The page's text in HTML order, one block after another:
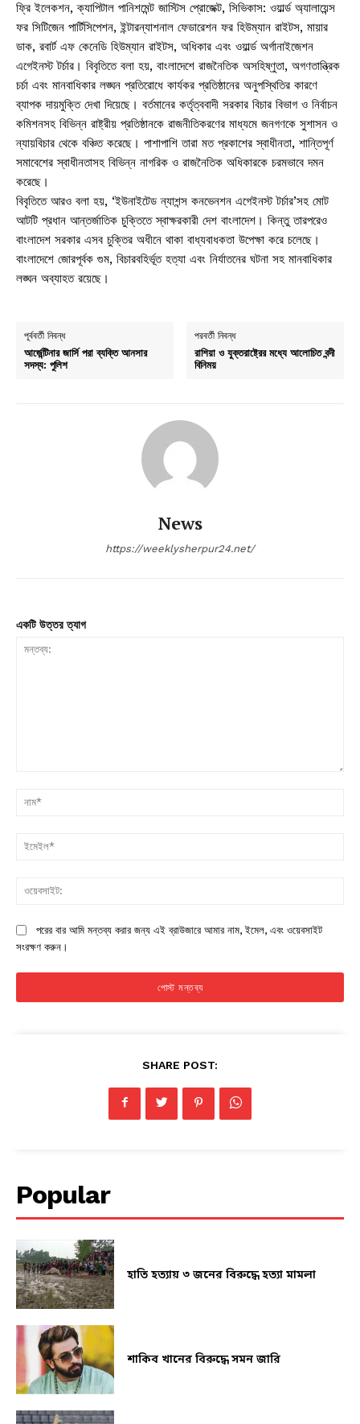
ফ্রি ইলেকশন, ক্যাপিটাল পানিশমেন্ট জাস্টিস প্রোজেক্ট, সিভিকাস: ওয়ার্ল্ড অ্যালায়েন্স
ফর সিটিজেন পার্টিসিপেশন, ইন্টারন্যাশনাল ফেডারেশন ফর হিউম্যান রাইটস, মায়ার
ডাক, রবার্ট এফ কেনেডি হিউম্যান রাইটস, অধিকার এবং ওয়ার্ল্ড অর্গানাইজেশন
এগেইনস্ট টর্চার। বিবৃতিতে বলা হয়, বাংলাদেশে রাজনৈতিক অসহিষ্ণুতা, অগণতান্ত্রিক
চর্চা এবং মানবাধিকার লঙ্ঘন প্রতিরোধে কার্যকর প্রতিষ্ঠানের অনুপস্থিতির কারণে
ব্যাপক দায়মুক্তি দেখা দিয়েছে। বর্তমানের কর্তৃত্ববাদী সরকার বিচার বিভাগ ও নির্বাচন
কমিশনসহ বিভিন্ন রাষ্ট্রীয় প্রতিষ্ঠানকে রাজনীতিকরণের মাধ্যমে জনগণকে সুশাসন ও
ন্যায়বিচার থেকে বঞ্চিত করেছে। পাশাপাশি তারা মত প্রকাশের স্বাধীনতা, শান্তিপূর্ণ
সমাবেশের স্বাধীনতাসহ বিভিন্ন নাগরিক ও রাজনৈতিক অধিকারকে চরমভাবে দমন
করেছে।
বিবৃতিতে আরও বলা হয়, ‘ইউনাইটেড ন্যাশন্স কনভেনশন এগেইনস্ট টর্চার’সহ মোট
আটটি প্রধান আন্তর্জাতিক চুক্তিতে স্বাক্ষরকারী দেশ বাংলাদেশ। কিন্তু তারপরেও
বাংলাদেশ সরকার এসব চুক্তির অধীনে থাকা বাধ্যবাধকতা উপেক্ষা করে চলেছে।
বাংলাদেশে জোরপূর্বক গুম, বিচারবহির্ভূত হত্যা এবং নির্যাতনের ঘটনা সহ মানবাধিকার
লঙ্ঘন অব্যাহত রয়েছে।
পূর্ববর্তী নিবন্ধ
আর্জেন্টিনার জার্সি পরা ব্যক্তি আনসার
সদস্য: পুলিশ
পরবর্তী নিবন্ধ
রাশিয়া ও যুক্তরাষ্ট্রের মধ্যে আলোচিত বন্দী
বিনিময়
News
https://weeklysherpur24.net/
একটি উত্তর ত্যাগ
পরের বার আমি মন্তব্য করার জন্য এই ব্রাউজারে আমার নাম, ইমেল, এবং ওয়েবসাইট
সংরক্ষণ করুন।
SHARE POST:
Popular
হাতি হত্যায় ৩ জনের বিরুদ্ধে হত্যা মামলা
শাকিব খানের বিরুদ্ধে সমন জারি